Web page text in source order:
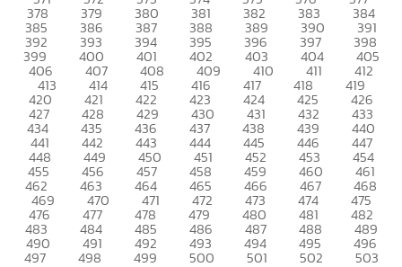
378 379 380 381 382 383 384
385 386 387 388 389 390 391
392 393 394 395 396 397 398
399 400 401 402 403 404 405
406 407 408 409 410 411 412
413 414 415 416 417 418 419
420 421 422 423 424 425 426
427 428 429 430 431 432 433
434 435 436 437 438 439 440
441 442 443 444 445 446 447
448 449 450 451 452 453 454
455 456 457 458 459 460 461
462 463 464 465 466 467 468
469 470 471 472 473 474 475
476 477 478 479 480 481 482
483 484 485 486 487 488 489
490 491 492 493 494 495 496
497 498 499 500 501 502 503